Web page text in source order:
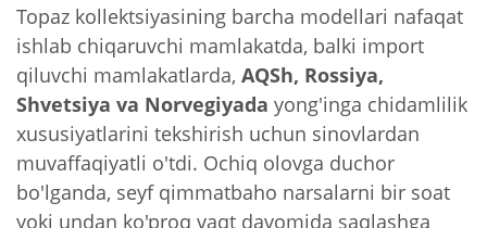
Topaz kollektsiyasining barcha modellari nafaqat
ishlab chiqaruvchi mamlakatda, balki import
qiluvchi mamlakatlarda, AQSh, Rossiya,
Shvetsiya va Norvegiyada yong'inga chidamlilik
xususiyatlarini tekshirish uchun sinovlardan
muvaffaqiyatli o'tdi. Ochiq olovga duchor
bo'lganda, seyf qimmatbaho narsalarni bir soat
yoki undan ko'proq vaqt davomida saqlashga